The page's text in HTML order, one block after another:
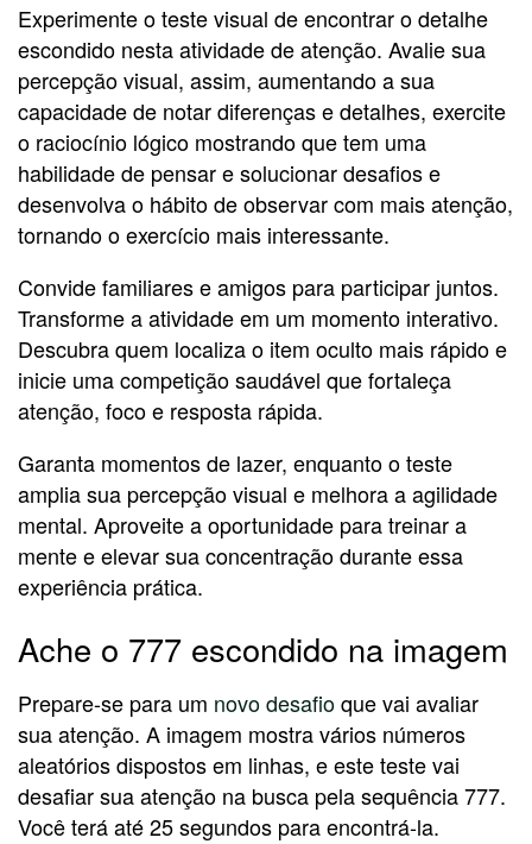
Experimente o teste visual de encontrar o detalhe
escondido nesta atividade de atenção. Avalie sua
percepção visual, assim, aumentando a sua
capacidade de notar diferenças e detalhes, exercite
o raciocínio lógico mostrando que tem uma
habilidade de pensar e solucionar desafios e
desenvolva o hábito de observar com mais atenção,
tornando o exercício mais interessante.
Convide familiares e amigos para participar juntos.
Transforme a atividade em um momento interativo.
Descubra quem localiza o item oculto mais rápido e
inicie uma competição saudável que fortaleça
atenção, foco e resposta rápida.
Garanta momentos de lazer, enquanto o teste
amplia sua percepção visual e melhora a agilidade
mental. Aproveite a oportunidade para treinar a
mente e elevar sua concentração durante essa
experiência prática.
Ache o 777 escondido na imagem
Prepare-se para um novo desafioque vai avaliar
sua atenção. A imagem mostra vários números
aleatórios dispostos em linhas, e este teste vai
desafiar sua atenção na busca pela sequência 777.
Você terá até 25 segundos para encontrá-la.